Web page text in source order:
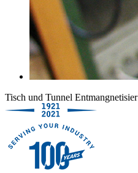
Tisch und Tunnel Entmangnetisier